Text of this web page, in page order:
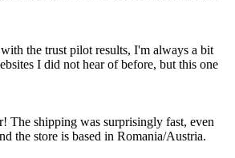
the trust pilot results, I'm always a bit
I did not hear of before, but this one
The shipping was surprisingly fast, even
the store is based in Romania/Austria.